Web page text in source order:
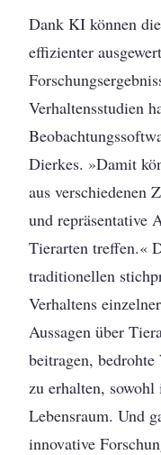
Dank KI können
effizienter
Verhaltensstudien
Dierkes. »Damit
aus verschiedenen
und repräsentative
Tierarten treffen.«
traditionellen
Verhaltens
Aussagen über
beitragen,
zu erhalten,
Lebensraum. Und
innovative